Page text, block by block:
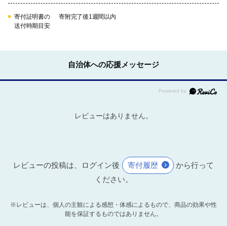
寄付証明書の
送付時期目安
寄附完了後1週間以内
自治体への応援メッセージ
レビューはありません。
レビューの投稿は、ログイン後 寄付履歴
から行って
ください。
※レビューは、個人の主観による感想・体感によるもので、商品の効果や性
能を保証するものではありません。